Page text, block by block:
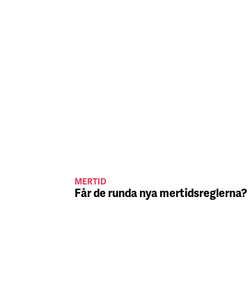
MERTID
Får de runda nya mertidsreglerna?